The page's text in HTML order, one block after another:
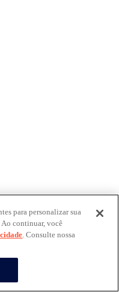
para personalizar sua
continuar, você
. Consulte nossa